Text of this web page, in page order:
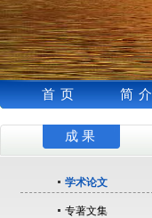
首页 简介
成果
学术论文
专著文集